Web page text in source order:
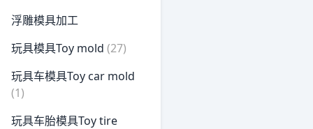
浮雕模具加工
玩具模具Toy mold (27)
玩具车模具Toy car mold
(1)
玩具车胎模具Toy tire